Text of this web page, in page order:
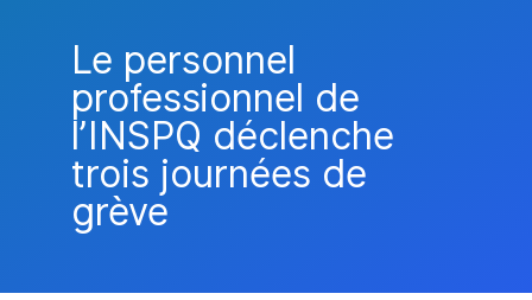
Le personnel
professionnel de
l’INSPQ déclenche
trois journées de
grève